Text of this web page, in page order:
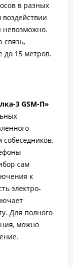
в разных
невозможно.
связь,
до 15 метров.
3 GSM-П»
сам
к
электро-
Для полного
можно